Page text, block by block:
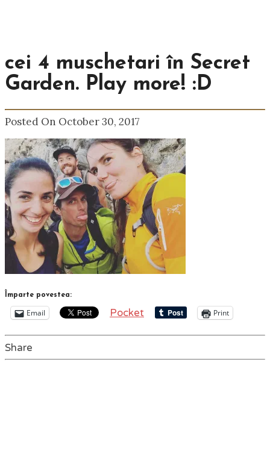
cei 4 muschetari în Secret
Garden. Play more! :D
Posted On October 30, 2017
Împarte povestea:
Email Pocket Print
Share